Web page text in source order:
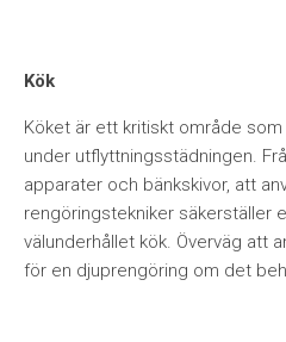
Kök
Köket är ett kritiskt område
under utflyttningsstädningen.
apparater och bänkskivor, att
rengöringstekniker säkerställer
välunderhållet kök. Överväg att
för en djuprengöring om det